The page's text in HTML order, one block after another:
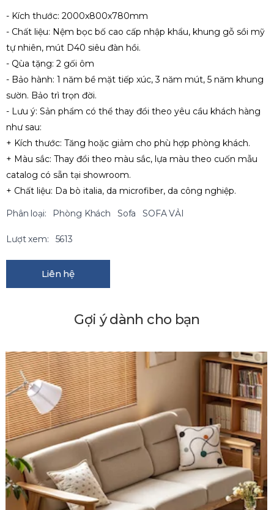
- Kích thước: 2000x800x780mm
- Chất liệu: Nệm bọc bố cao cấp nhập khẩu, khung gỗ sồi mỹ
tự nhiên, mút D40 siêu đàn hồi.
- Qùa tặng: 2 gối ôm
- Bảo hành: 1 năm bề mặt tiếp xúc, 3 năm mút, 5 năm khung
sườn. Bảo trì trọn đời.
- Lưu ý: Sản phẩm có thể thay đổi theo yêu cầu khách hàng
như sau:
+ Kích thước: Tăng hoặc giảm cho phù hợp phòng khách.
+ Màu sắc: Thay đổi theo màu sắc, lựa màu theo cuốn mẫu
catalog có sẵn tại showroom.
+ Chất liệu: Da bò italia, da microfiber, da công nghiệp.
Phân loại: Phòng Khách Sofa SOFA VẢI
Lượt xem: 5613
Liên hệ
Gợi ý dành cho bạn